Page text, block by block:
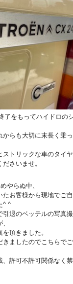
了をもってハイドロの
からも大切に末長く乗
ストリックな車のタイ
さいませ。
やらぬ中、
たお客様から現地でご
^ ^
引退のベッテルの写真
頂きました。
きましたのでこちらで
、許可不許可関係なく